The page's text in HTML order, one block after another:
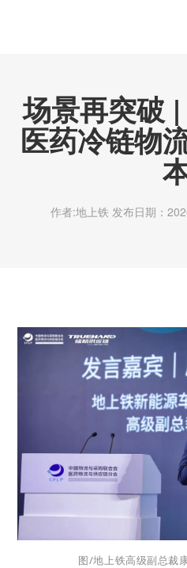
场景再突破
医药冷链物
作者:地上铁 发布日期：
图/地上铁高级副总裁